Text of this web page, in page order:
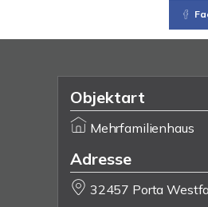
Objektart
Mehrfamilienhaus
Adresse
32457 Porta